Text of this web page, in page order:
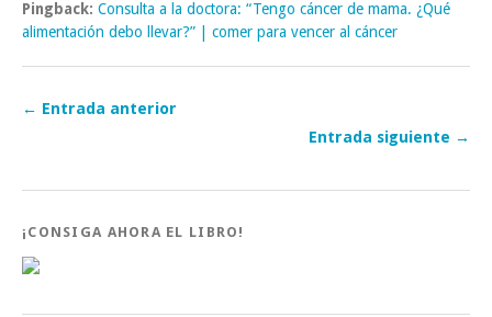
Pingback: Consulta a la doctora: “Tengo cáncer de mama. ¿Qué
alimentación debo llevar?” | comer para vencer al cáncer
← Entrada anterior
Entrada siguiente →
¡CONSIGA AHORA EL LIBRO!